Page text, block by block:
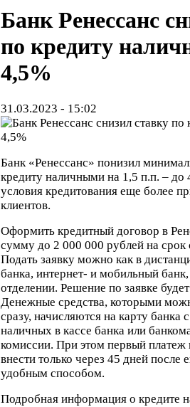
Банк Ренессанс
по кредиту
4,5%
31.03.2023 - 15:02
Банк «Ренессанс» понизил
кредиту наличными на 1,5 п.п. – до
условия кредитования еще более
клиентов.
Оформить кредитный договор в
сумму до 2 000 000 рублей на срок
Подать заявку можно как в
банка, интернет- и мобильный
отделении. Решение по заявке
Денежные средства, которыми
сразу, начисляются на карту банка
наличных в кассе банка или
комиссии. При этом первый
внести только через 45 дней
удобным способом.
Подробная информация о кредите